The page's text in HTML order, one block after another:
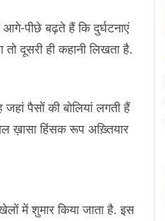
पीछे बढ़ते हैं कि दुर्घटनाएं
दूसरी ही कहानी लिखता है.
पैसों की बोलियां लगती हैं
ख़ासा हिंसक रूप अख़्तियार
में शुमार किया जाता है. इस